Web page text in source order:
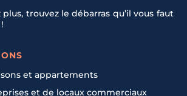
trouvez le débarras qu’il vous faut
et appartements
et de locaux commerciaux